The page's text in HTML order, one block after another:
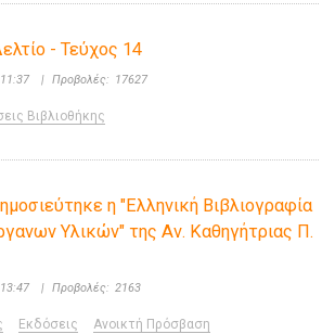
- Τεύχος 14
| Προβολές: 17627
Βιβλιοθήκης
η "Ελληνική Βιβλιογραφία
Υλικών" της Αν. Καθηγήτριας Π.
| Προβολές: 2163
Εκδόσεις Ανοικτή Πρόσβαση